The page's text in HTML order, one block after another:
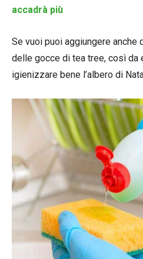
accadrà più
Se vuoi puoi aggiungere anche
delle gocce di tea tree, così da
igienizzare bene l’albero di